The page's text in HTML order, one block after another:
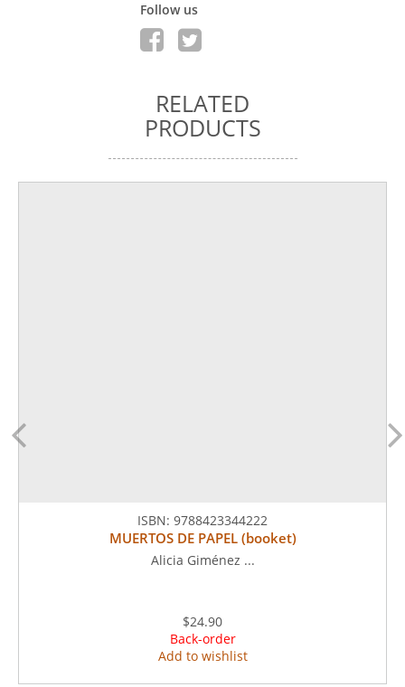
Follow us
RELATED
PRODUCTS
ISBN: 9788423344222
MUERTOS DE PAPEL (booket)
Alicia Giménez ...
$24.90
Back-order
Add to wishlist